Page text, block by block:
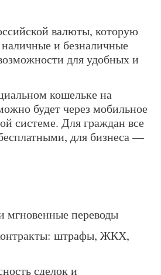
валюты, которую
и безналичные
для удобных и
кошельке на
будет через мобильное
системе. Для граждан все
для бизнеса —
мгновенные переводы
штрафы, ЖКХ,
сделок и